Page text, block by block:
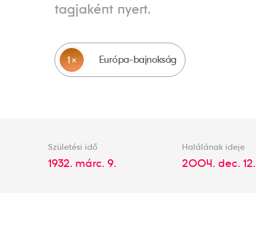
tagjaként nyert.
1 Európa-bajnokság
Születési idő
1932. márc. 9.
Halálának ideje
2004. dec. 12.